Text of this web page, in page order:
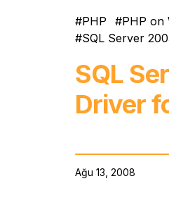
PHP PHP on
SQL Server
SQL
Driver
Ağu 13, 2008